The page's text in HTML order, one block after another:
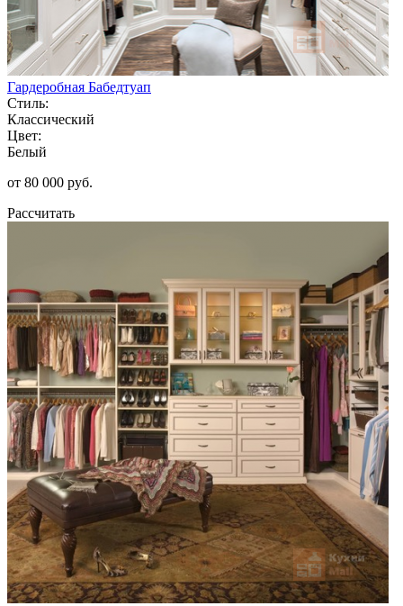
Гардеробная Бабедтуап
Стиль:
Классический
Цвет:
Белый
от 80 000 руб.
Рассчитать